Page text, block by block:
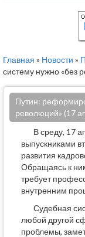
Главная » Новости »
систему нужно «без
Путин:
революций» (17
В среду, 17
выпускниками
развития
Обращаясь к
требует
внутренним
Судебная
любой другой
проблемы,